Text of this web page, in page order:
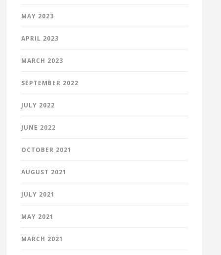
MAY 2023
APRIL 2023
MARCH 2023
SEPTEMBER 2022
JULY 2022
JUNE 2022
OCTOBER 2021
AUGUST 2021
JULY 2021
MAY 2021
MARCH 2021